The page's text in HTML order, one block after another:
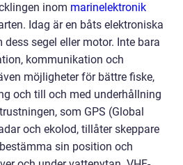
inom marinelektronik
Idag är en båts elektroniska
segel eller motor. Inte bara
kommunikation och
möjligheter för bättre fiske,
och till och med underhållning
som GPS (Global
och ekolod, tillåter skeppare
sin position och